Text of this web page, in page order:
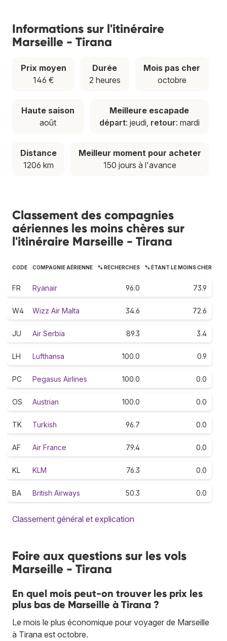
Informations sur l'itinéraire
Marseille - Tirana
Prix moyen
146 €
Durée
2 heures
Mois pas cher
octobre
Haute saison
août
Meilleure escapade
départ: jeudi, retour: mardi
Distance
1206 km
Meilleur moment pour acheter
150 jours à l'avance
Classement des compagnies
aériennes les moins chères sur
l'itinéraire Marseille - Tirana
CODE COMPAGNIE AÉRIENNE % RECHERCHES % ÉTANT LE MOINS CHER
FR Ryanair 96.0 73.9
W4 Wizz Air Malta 34.6 72.6
JU Air Serbia 89.3 3.4
LH Lufthansa 100.0 0.9
PC Pegasus Airlines 100.0 0.0
OS Austrian 100.0 0.0
TK Turkish 96.7 0.0
AF Air France 79.4 0.0
KL KLM 76.3 0.0
BA British Airways 50.3 0.0
Classement général et explication
Foire aux questions sur les vols
Marseille - Tirana
En quel mois peut-on trouver les prix les
plus bas de Marseille à Tirana ?
Le mois le plus économique pour voyager de Marseille
à Tirana est octobre.